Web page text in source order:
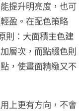
提升明亮度，也可
盈。在配色策略
則：大面積主色建
層次，而點綴色則
，使畫面精緻又不
上更有方向，不會